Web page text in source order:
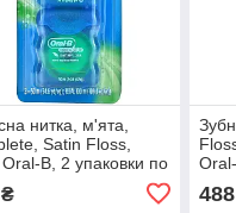
нитка, м'ята,
Satin Floss,
B, 2 упаковки по
488